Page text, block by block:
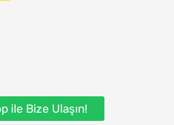
ile Bize Ulaşın!